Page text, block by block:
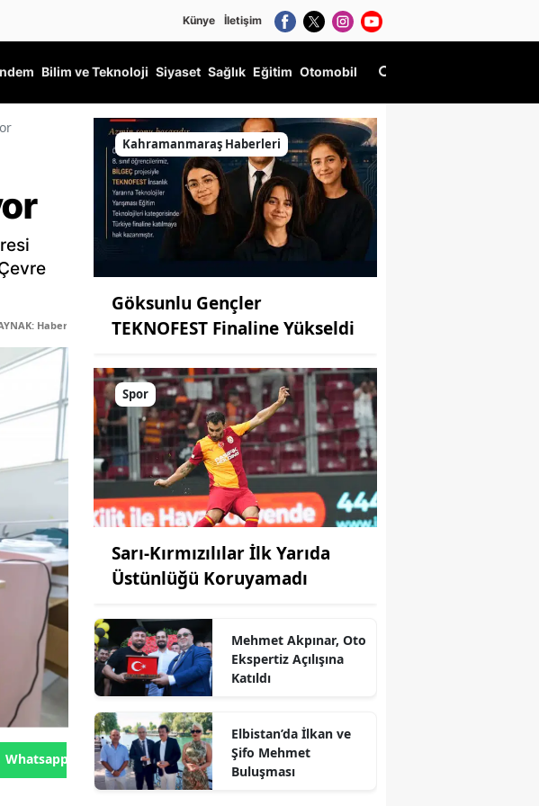
Künye İletişim
Bilim ve Teknoloji Siyaset Sağlık Eğitim Otomobil
Haber Merkezi
Whatsapp'tan Gönder
Kahramanmaraş Haberleri
Göksunlu Gençler
TEKNOFEST Finaline Yükseldi
Spor
Sarı-Kırmızılılar İlk Yarıda
Üstünlüğü Koruyamadı
Mehmet Akpınar, Oto
Ekspertiz Açılışına
Katıldı
Elbistan’da İlkan ve
Şifo Mehmet
Buluşması